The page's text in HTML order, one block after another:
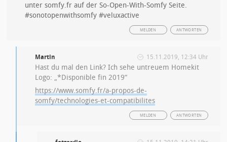
unter somfy.fr auf der So-Open-With-Somfy Seite.
#sonotopenwithsomfy #veluxactive
ANTWORTEN
MELDEN
Martin 15.11.2019, 12:34 Uhr
Hast du mal den Link? Ich sehe untreuem Homekit
Logo: „*Disponible fin 2019“
https://www.somfy.fr/a-propos-de-
somfy/technologies-et-compatibilites
ANTWORTEN
MELDEN